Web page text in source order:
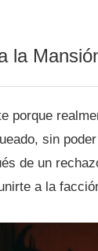
la
porque
sin
de un
a la